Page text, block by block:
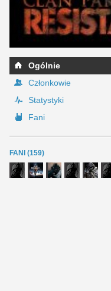
Ogólnie
Członkowie
Statystyki
Fani
FANI (159)